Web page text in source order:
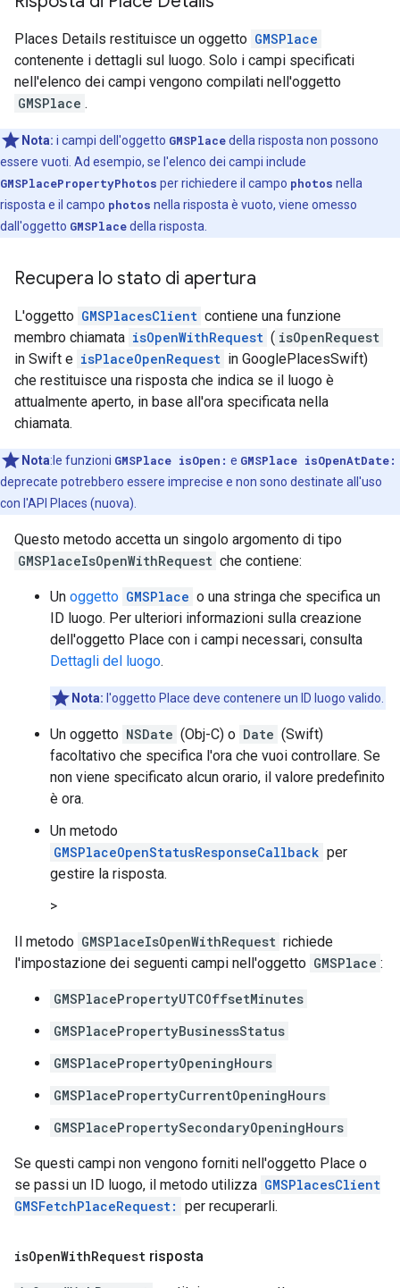
Places Details restituisce un oggetto GMSPlace
contenente i dettagli sul luogo. Solo i campi specificati
nell'elenco dei campi vengono compilati nell'oggetto
GMSPlace .
Nota: i campi dell'oggetto GMSPlacedella risposta non possono
essere vuoti. Ad esempio, se l'elenco dei campi include
GMSPlacePropertyPhotos per richiedere il campo photos nella
risposta e il campo photos nella risposta è vuoto, viene omesso
dall'oggetto GMSPlacedella risposta.
Recupera lo stato di apertura
L'oggetto GMSPlacesClient contiene una funzione
membro chiamata isOpenWithRequest ( isOpenRequest
in Swift e isPlaceOpenRequest in GooglePlacesSwift)
che restituisce una risposta che indica se il luogo è
attualmente aperto, in base all'ora specificata nella
chiamata.
Nota:le funzioni GMSPlace isOpen: e GMSPlace isOpenAtDate:
deprecate potrebbero essere imprecise e non sono destinate all'uso
con l'API Places (nuova).
Questo metodo accetta un singolo argomento di tipo
GMSPlaceIsOpenWithRequest che contiene:
Un oggetto GMSPlace o una stringa che specifica un
ID luogo. Per ulteriori informazioni sulla creazione
dell'oggetto Place con i campi necessari, consulta
Dettagli del luogo.
Nota: l'oggetto Place deve contenere un ID luogo valido.
Un oggetto NSDate (Obj-C) o Date (Swift)
facoltativo che specifica l'ora che vuoi controllare. Se
non viene specificato alcun orario, il valore predefinito
è ora.
Un metodo
GMSPlaceOpenStatusResponseCallback per
gestire la risposta.
>
Il metodo GMSPlaceIsOpenWithRequest richiede
l'impostazione dei seguenti campi nell'oggetto GMSPlace :
GMSPlacePropertyUTCOffsetMinutes
GMSPlacePropertyBusinessStatus
GMSPlacePropertyOpeningHours
GMSPlacePropertyCurrentOpeningHours
GMSPlacePropertySecondaryOpeningHours
Se questi campi non vengono forniti nell'oggetto Place o
se passi un ID luogo, il metodo utilizza GMSPlacesClient
GMSFetchPlaceRequest: per recuperarli.
isOpenWithRequest risposta